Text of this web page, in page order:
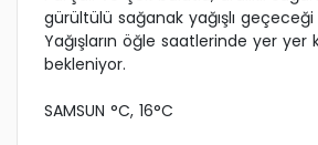
gürültülü sağanak yağışlı
Yağışların öğle saatlerinde yer yer
bekleniyor.
SAMSUN °C, 16°C